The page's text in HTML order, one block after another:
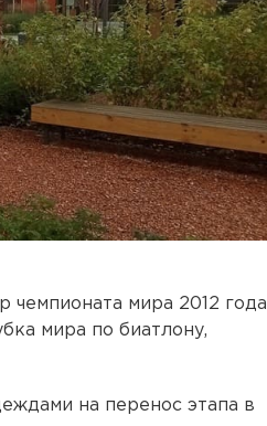
чемпионата мира 2012 года
мира по биатлону,
на перенос этапа в